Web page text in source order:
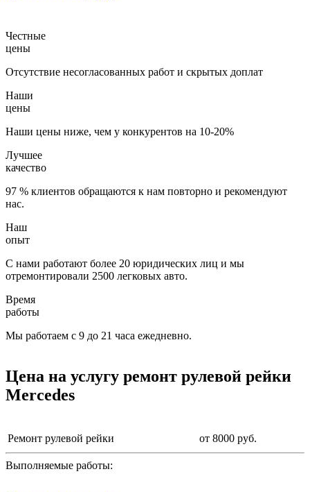
Честные
цены
Отсутствие несогласованных работ и скрытых доплат
Наши
цены
Наши цены ниже, чем у конкурентов на 10-20%
Лучшее
качество
97 % клиентов обращаются к нам повторно и рекомендуют
нас.
Наш
опыт
С нами работают более 20 юридических лиц и мы
отремонтировали 2500 легковых авто.
Время
работы
Мы работаем с 9 до 21 часа ежедневно.
Цена на услугу ремонт рулевой рейки
Mercedes
Ремонт рулевой рейки от 8000 руб.
Выполняемые работы: